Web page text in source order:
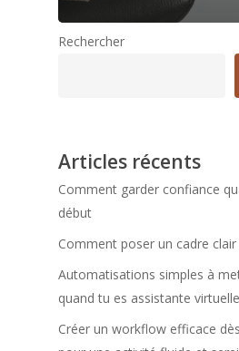
Rechercher
Articles récents
Comment garder confiance
début
Comment poser un cadre
Automatisations simples à
quand tu es assistante virtuelle
Créer un workflow efficace